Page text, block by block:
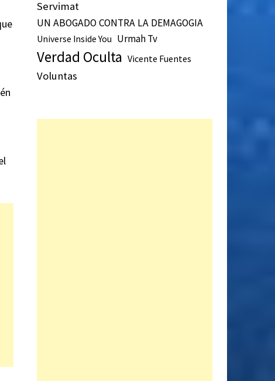
Servimat
UN ABOGADO CONTRA LA DEMAGOGIA
Universe Inside You Urmah Tv
Verdad Oculta Vicente Fuentes
Voluntas